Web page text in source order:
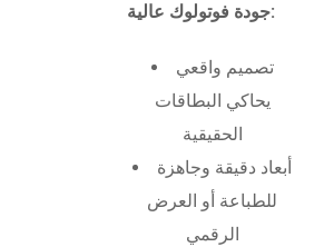
جودة فوتولوك عالية:
تصميم واقعي
يحاكي البطاقات
الحقيقية
أبعاد دقيقة وجاهزة
للطباعة أو العرض
الرقمي